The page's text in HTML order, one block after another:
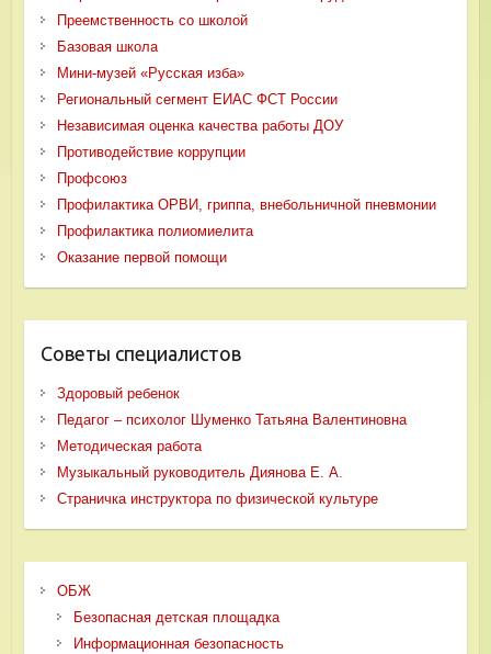
Преемственность со школой
Базовая школа
Мини-музей «Русская изба»
Региональный сегмент ЕИАС ФСТ России
Независимая оценка качества работы ДОУ
Противодействие коррупции
Профсоюз
Профилактика ОРВИ, гриппа, внебольничной пневмонии
Профилактика полиомиелита
Оказание первой помощи
Советы специалистов
Здоровый ребенок
Педагог – психолог Шуменко Татьяна Валентиновна
Методическая работа
Музыкальный руководитель Диянова Е. А.
Страничка инструктора по физической культуре
ОБЖ
Безопасная детская площадка
Информационная безопасность